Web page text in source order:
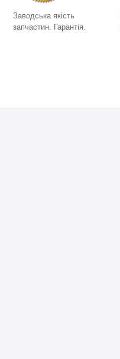
Заводська якість
запчастин. Гарантія.